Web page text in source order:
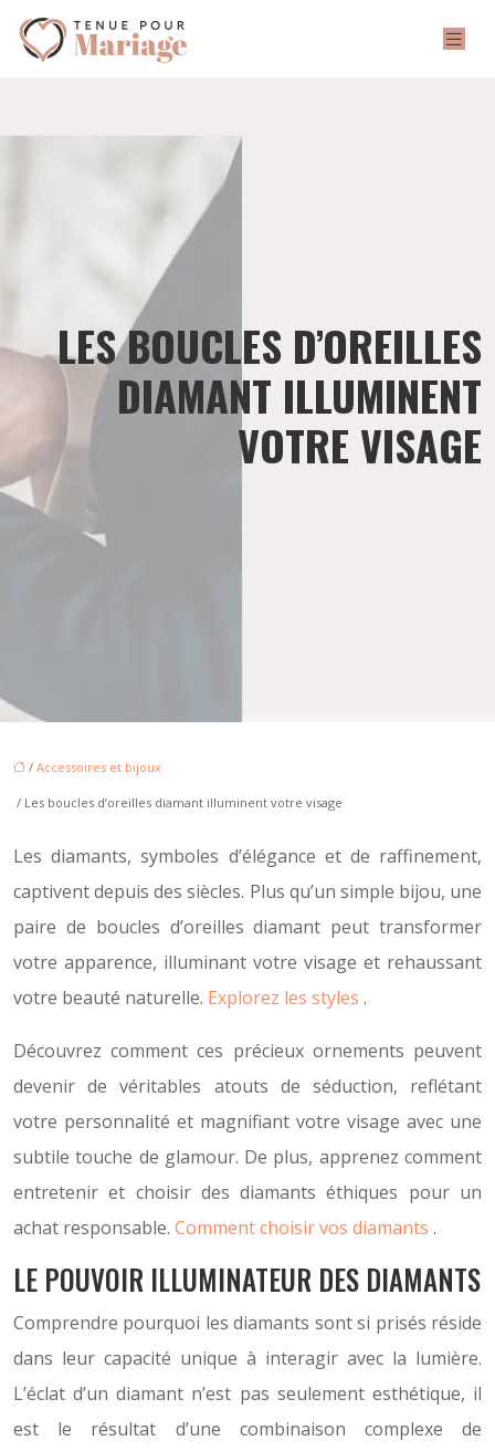
LES BOUCLES D’OREILLES
DIAMANT ILLUMINENT
VOTRE VISAGE
/ Accessoires et bijoux
/ Les boucles d’oreilles diamant illuminent votre visage
Les diamants, symboles d’élégance et de raffinement,
captivent depuis des siècles. Plus qu’un simple bijou, une
paire de boucles d’oreilles diamant peut transformer
votre apparence, illuminant votre visage et rehaussant
votre beauté naturelle. Explorez les styles .
Découvrez comment ces précieux ornements peuvent
devenir de véritables atouts de séduction, reflétant
votre personnalité et magnifiant votre visage avec une
subtile touche de glamour. De plus, apprenez comment
entretenir et choisir des diamants éthiques pour un
achat responsable. Comment choisir vos diamants .
LE POUVOIR ILLUMINATEUR DES DIAMANTS
Comprendre pourquoi les diamants sont si prisés réside
dans leur capacité unique à interagir avec la lumière.
L’éclat d’un diamant n’est pas seulement esthétique, il
est le résultat d’une combinaison complexe de